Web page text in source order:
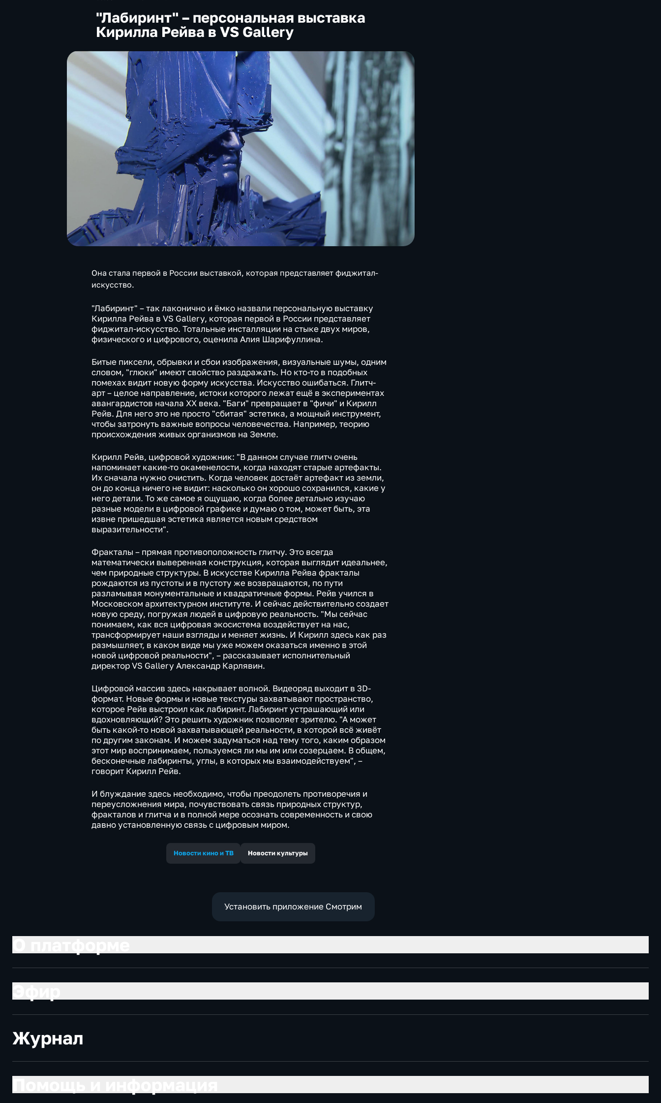
"Лабиринт" – персональная выставка
Кирилла Рейва в VS Gallery
Она стала первой в России выставкой, которая представляет фиджитал-
искусство.
"Лабиринт" – так лаконично и ёмко назвали персональную выставку
Кирилла Рейва в VS Gallery, которая первой в России представляет
фиджитал-искусство. Тотальные инсталляции на стыке двух миров,
физического и цифрового, оценила Алия Шарифуллина.
Битые пиксели, обрывки и сбои изображения, визуальные шумы, одним
словом, "глюки" имеют свойство раздражать. Но кто-то в подобных
помехах видит новую форму искусства. Искусство ошибаться. Глитч-
арт – целое направление, истоки которого лежат ещё в экспериментах
авангардистов начала ХХ века. "Баги" превращает в "фичи" и Кирилл
Рейв. Для него это не просто "сбитая" эстетика, а мощный инструмент,
чтобы затронуть важные вопросы человечества. Например, теорию
происхождения живых организмов на Земле.
Кирилл Рейв, цифровой художник: "В данном случае глитч очень
напоминает какие-то окаменелости, когда находят старые артефакты.
Их сначала нужно очистить. Когда человек достаёт артефакт из земли,
он до конца ничего не видит: насколько он хорошо сохранился, какие у
него детали. То же самое я ощущаю, когда более детально изучаю
разные модели в цифровой графике и думаю о том, может быть, эта
извне пришедшая эстетика является новым средством
выразительности".
Фракталы – прямая противоположность глитчу. Это всегда
математически выверенная конструкция, которая выглядит идеальнее,
чем природные структуры. В искусстве Кирилла Рейва фракталы
рождаются из пустоты и в пустоту же возвращаются, по пути
разламывая монументальные и квадратичные формы. Рейв учился в
Московском архитектурном институте. И сейчас действительно создает
новую среду, погружая людей в цифровую реальность. "Мы сейчас
понимаем, как вся цифровая экосистема воздействует на нас,
трансформирует наши взгляды и меняет жизнь. И Кирилл здесь как раз
размышляет, в каком виде мы уже можем оказаться именно в этой
новой цифровой реальности", – рассказывает исполнительный
директор VS Gallery Александр Карлявин.
Цифровой массив здесь накрывает волной. Видеоряд выходит в 3D-
формат. Новые формы и новые текстуры захватывают пространство,
которое Рейв выстроил как лабиринт. Лабиринт устрашающий или
вдохновляющий? Это решить художник позволяет зрителю. "А может
быть какой-то новой захватывающей реальности, в которой всё живёт
по другим законам. И можем задуматься над тему того, каким образом
этот мир воспринимаем, пользуемся ли мы им или созерцаем. В общем,
бесконечные лабиринты, углы, в которых мы взаимодействуем", –
говорит Кирилл Рейв.
И блуждание здесь необходимо, чтобы преодолеть противоречия и
переусложнения мира, почувствовать связь природных структур,
фракталов и глитча и в полной мере осознать современность и свою
давно установленную связь с цифровым миром.
Новости кино и ТВ Новости культуры
Установить приложение Смотрим
Журнал